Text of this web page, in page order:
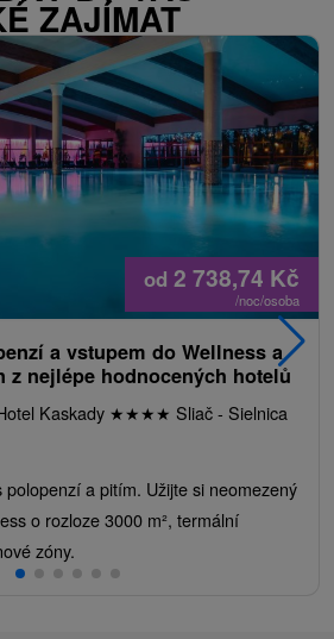
ZAJÍMAT
od 2 738,74 Kč
/noc/osoba
a vstupem do Wellness a
z nejlépe hodnocených hotelů
Kaskady ★★★★ Sliač - Sielnica
a pitím. Užijte si neomezený
o rozloze 3000 m², termální
zóny.